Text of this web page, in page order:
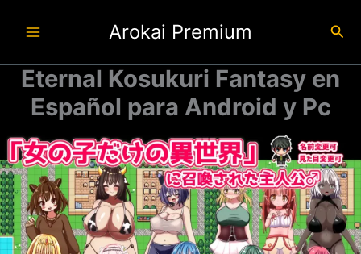
Arokai Premium
Eternal Kosukuri Fantasy en
Español para Android y Pc